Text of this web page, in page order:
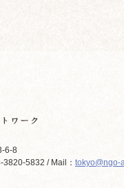
6-8
5832 / Mail： tokyo@ngo-